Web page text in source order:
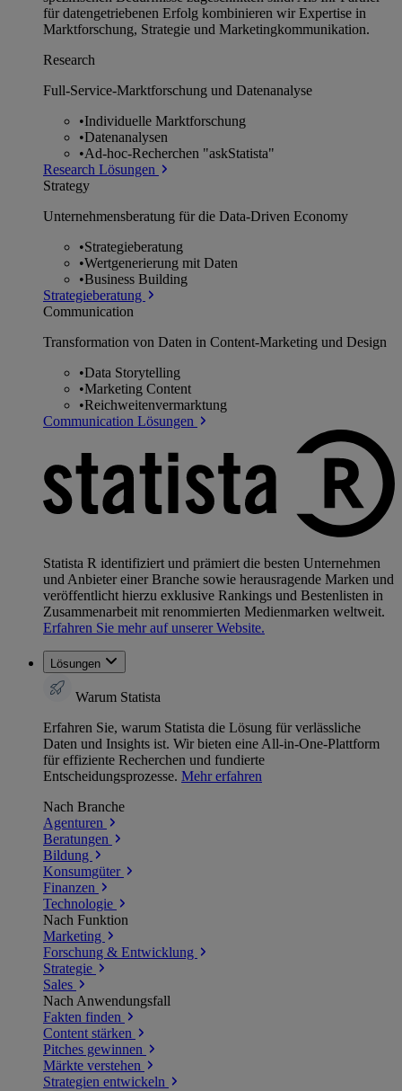
für datengetriebenen Erfolg kombinieren wir Expertise in
Marktforschung, Strategie und Marketingkommunikation.
Research
Full-Service-Marktforschung und Datenanalyse
•Individuelle Marktforschung
•Datenanalysen
•Ad-hoc-Recherchen "askStatista"
Research Lösungen
Strategy
Unternehmens­beratung für die Data-Driven Economy
•Strategieberatung
•Wertgenerierung mit Daten
•Business Building
Strategieberatung
Communication
Transformation von Daten in Content-Marketing und Design
•Data Storytelling
•Marketing Content
•Reichweitenvermarktung
Communication Lösungen
Statista R identifiziert und prämiert die besten Unternehmen
und Anbieter einer Branche sowie herausragende Marken und
veröffentlicht hierzu exklusive Rankings und Bestenlisten in
Zusammenarbeit mit renommierten Medienmarken weltweit.
Erfahren Sie mehr auf unserer Website.
Lösungen
Warum Statista
Erfahren Sie, warum Statista die Lösung für verlässliche
Daten und Insights ist. Wir bieten eine All-in-One-Plattform
für effiziente Recherchen und fundierte
Entscheidungsprozesse. Mehr erfahren
Nach Branche
Agenturen
Beratungen
Bildung
Konsumgüter
Finanzen
Technologie
Nach Funktion
Marketing
Forschung & Entwicklung
Strategie
Sales
Nach Anwendungsfall
Fakten finden
Content stärken
Pitches gewinnen
Märkte verstehen
Strategien entwickeln